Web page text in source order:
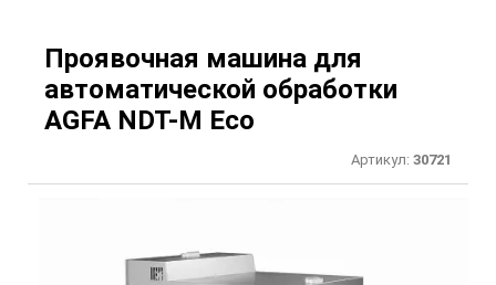
Проявочная машина для
автоматической обработки
AGFA NDT-M Eco
Артикул: 30721